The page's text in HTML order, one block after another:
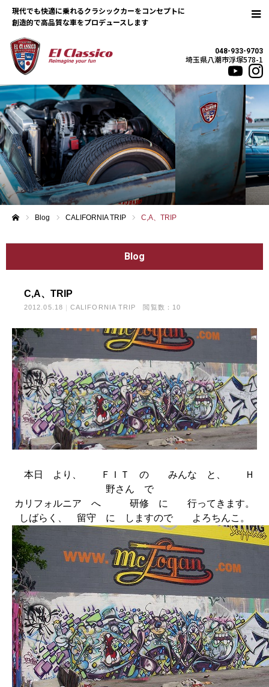
現代でも快適に乗れるクラシックカーをコンセプトに
048-933-9703
埼玉県八潮市浮塚578-1
Blog CALIFORNIA TRIP C,A、TRIP
Blog
C,A、TRIP
2012.05.18 CALIFORNIA TRIP 閲覧数：10
本日 より、 ＦＩＴ の みんな と、 Ｈ
野さん で
カリフォルニア へ 研修 に 行ってきます。
しばらく、 留守 に しますので よろちんこ。